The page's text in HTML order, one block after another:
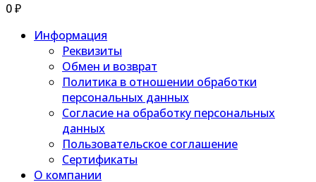
0₽
Информация
Реквизиты
Обмен и возврат
Политика в отношении обработки
персональных данных
Согласие на обработку персональных
данных
Пользовательское соглашение
Сертификаты
О компании